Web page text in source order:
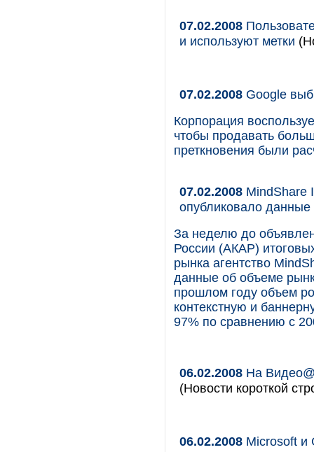
07.02.2008
и используют метки
07.02.2008 Google
Корпорация
чтобы продавать
преткновения были
07.02.2008 MindShare
опубликовало
За неделю до
России (АКАР)
рынка агентство
данные об объеме
прошлом году объем
контекстную и
97% по сравнению с
06.02.2008 На
(Новости короткой
06.02.2008 Microsoft и